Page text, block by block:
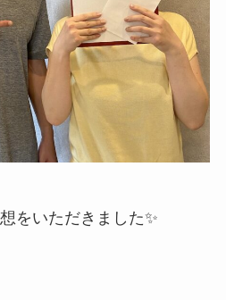
をいただきました✨